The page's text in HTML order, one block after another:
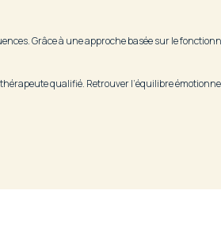
Grâce à une approche basée sur le
qualifié. Retrouver l’équilibre